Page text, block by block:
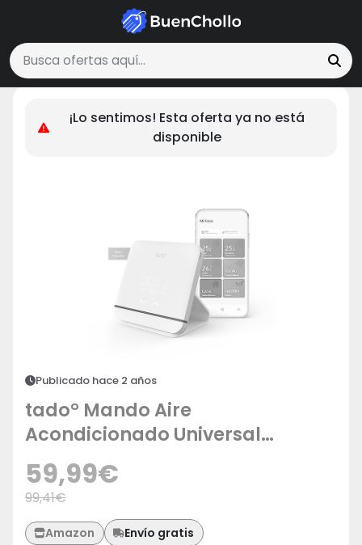
Buscar ofertas
Hogar y Cocinatado° Mando Aire Acondicionado Universal
¡Lo sentimos! Esta oferta ya no está
disponible
Publicado hace 2 años
tado° Mando Aire
Acondicionado Universal
Inteligente V3+ con Base, Control
Digital App, Ahorra energía, fácil
instalación, Compatible con
Dispositivos Alexa, Siri y Google
59,99€
99,41€
Amazon Envío gratis